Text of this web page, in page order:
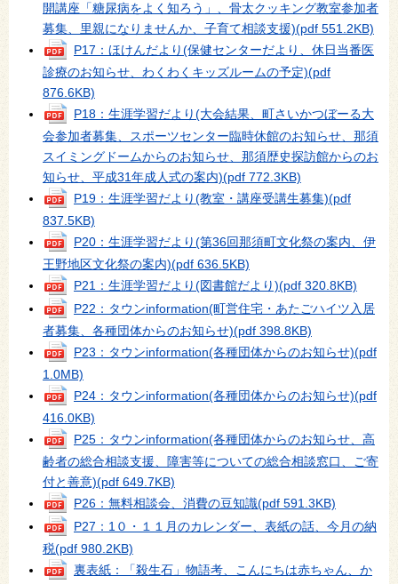
開講座「糖尿病をよく知ろう」、骨太クッキング教室参加者
募集、里親になりませんか、子育て相談支援)(pdf 551.2KB)
P17：ほけんだより(保健センターだより、休日当番医
診療のお知らせ、わくわくキッズルームの予定)(pdf
876.6KB)
P18：生涯学習だより(大会結果、町さいかつぼーる大
会参加者募集、スポーツセンター臨時休館のお知らせ、那須
スイミングドームからのお知らせ、那須歴史探訪館からのお
知らせ、平成31年成人式の案内)(pdf 772.3KB)
P19：生涯学習だより(教室・講座受講生募集)(pdf
837.5KB)
P20：生涯学習だより(第36回那須町文化祭の案内、伊
王野地区文化祭の案内)(pdf 636.5KB)
P21：生涯学習だより(図書館だより)(pdf 320.8KB)
P22：タウンinformation(町営住宅・あたごハイツ入居
者募集、各種団体からのお知らせ)(pdf 398.8KB)
P23：タウンinformation(各種団体からのお知らせ)(pdf
1.0MB)
P24：タウンinformation(各種団体からのお知らせ)(pdf
416.0KB)
P25：タウンinformation(各種団体からのお知らせ、高
齢者の総合相談支援、障害等についての総合相談窓口、ご寄
付と善意)(pdf 649.7KB)
P26：無料相談会、消費の豆知識(pdf 591.3KB)
P27：1０・１１月のカレンダー、表紙の話、今月の納
税(pdf 980.2KB)
裏表紙：「殺生石」物語考、こんにちは赤ちゃん、か